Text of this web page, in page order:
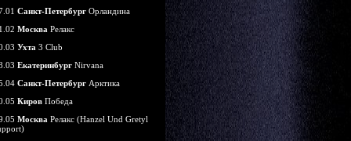
Санкт-Петербург Орландина
Москва Релакс
Ухта 3 Club
Екатеринбург Nirvana
Санкт-Петербург Арктика
Киров Победа
Москва Релакс (Hanzel Und Gretyl